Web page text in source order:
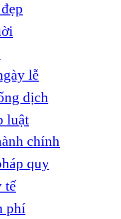
lễ
dịch
luật
chính
quy
tế
phí